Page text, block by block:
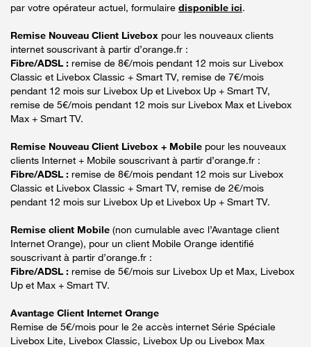
par votre opérateur actuel, formulaire disponible ici.
Remise Nouveau Client Livebox pour les nouveaux clients
internet souscrivant à partir d’orange.fr :
Fibre/ADSL : remise de 8€/mois pendant 12 mois sur Livebox
Classic et Livebox Classic + Smart TV, remise de 7€/mois
pendant 12 mois sur Livebox Up et Livebox Up + Smart TV,
remise de 5€/mois pendant 12 mois sur Livebox Max et Livebox
Max + Smart TV.
Remise Nouveau Client Livebox + Mobile pour les nouveaux
clients Internet + Mobile souscrivant à partir d’orange.fr :
Fibre/ADSL : remise de 8€/mois pendant 12 mois sur Livebox
Classic et Livebox Classic + Smart TV, remise de 2€/mois
pendant 12 mois sur Livebox Up et Livebox Up + Smart TV.
Remise client Mobile (non cumulable avec l’Avantage client
Internet Orange), pour un client Mobile Orange identifié
souscrivant à partir d’orange.fr :
Fibre/ADSL : remise de 5€/mois sur Livebox Up et Max, Livebox
Up et Max + Smart TV.
Avantage Client Internet Orange
Remise de 5€/mois pour le 2e accès internet Série Spéciale
Livebox Lite, Livebox Classic, Livebox Up ou Livebox Max